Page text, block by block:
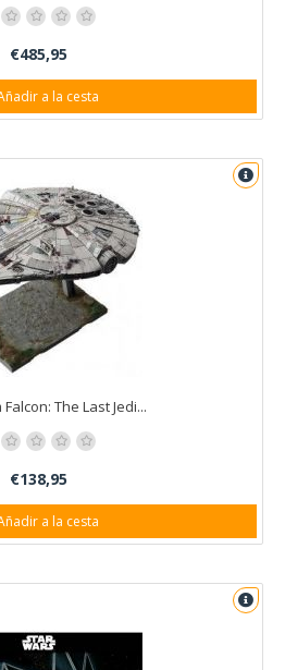
€485,95
a la cesta
The Last Jedi...
€138,95
a la cesta